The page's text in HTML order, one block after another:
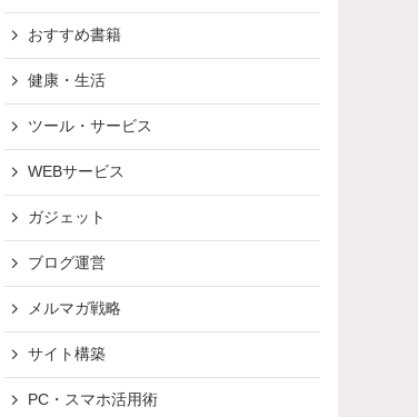
おすすめ書籍
健康・生活
ツール・サービス
WEBサービス
ガジェット
ブログ運営
メルマガ戦略
サイト構築
PC・スマホ活用術